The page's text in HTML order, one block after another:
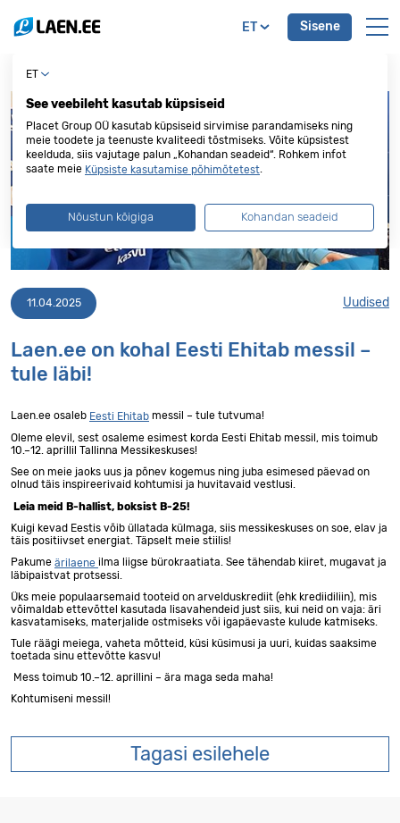
ET Sisene
11.04.2025 Uudised
Laen.ee on kohal Eesti Ehitab messil –
tule läbi!
Laen.ee osaleb Eesti Ehitab messil – tule tutvuma!
Oleme elevil, sest osaleme esimest korda Eesti Ehitab messil, mis toimub
10.–12. aprillil Tallinna Messikeskuses!
See on meie jaoks uus ja põnev kogemus ning juba esimesed päevad on
olnud täis inspireerivaid kohtumisi ja huvitavaid vestlusi.
Leia meid B-hallist, boksist B-25!
Kuigi kevad Eestis võib üllatada külmaga, siis messikeskuses on soe, elav ja
täis positiivset energiat. Täpselt meie stiilis!
Pakume ärilaene ilma liigse bürokraatiata. See tähendab kiiret, mugavat ja
läbipaistvat protsessi.
Üks meie populaarsemaid tooteid on arvelduskrediit (ehk krediidiliin), mis
võimaldab ettevõttel kasutada lisavahendeid just siis, kui neid on vaja: äri
kasvatamiseks, materjalide ostmiseks või igapäevaste kulude katmiseks.
Tule räägi meiega, vaheta mõtteid, küsi küsimusi ja uuri, kuidas saaksime
toetada sinu ettevõtte kasvu!
Mess toimub 10.–12. aprillini – ära maga seda maha!
Kohtumiseni messil!
Tagasi esilehele
ET
See veebileht kasutab küpsiseid
Placet Group OÜ kasutab küpsiseid sirvimise parandamiseks ning
meie toodete ja teenuste kvaliteedi tõstmiseks. Võite küpsistest
keelduda, siis vajutage palun „Kohandan seadeid“. Rohkem infot
saate meie Küpsiste kasutamise põhimõtetest.
Nõustun kõigiga Kohandan seadeid